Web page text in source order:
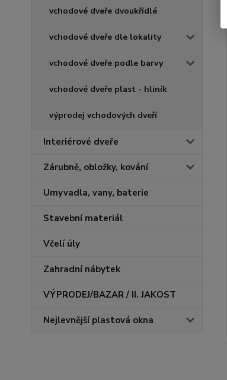
vchodové dveře dvoukřídlé
vchodové dveře dle lokality
vchodové dveře podle barvy
vchodové dveře plast - hliník
výprodej vchodových dveří
Interiérové dveře
Zárubně, obložky, kování
Umyvadla, vany, baterie
Stavební materiál
Včelí úly
Zahradní nábytek
VÝPRODEJ/BAZAR / II. JAKOST
Nejlevnější plastová okna